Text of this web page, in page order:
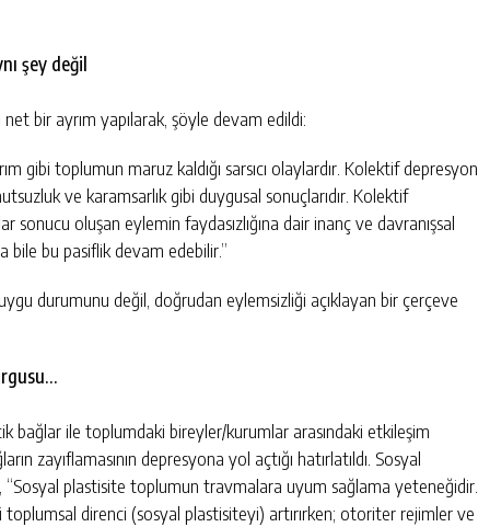
şey değil
net bir ayrım yapılarak, şöyle devam edildi:
gibi toplumun maruz kaldığı sarsıcı olaylardır. Kolektif depresyon,
ve karamsarlık gibi duygusal sonuçlarıdır. Kolektif
sonucu oluşan eylemin faydasızlığına dair inanç ve davranışsal
bile bu pasiflik devam edebilir.”
durumunu değil, doğrudan eylemsizliği açıklayan bir çerçeve
bağlar ile toplumdaki bireyler/kurumlar arasındaki etkileşim
zayıflamasının depresyona yol açtığı hatırlatıldı. Sosyal
plastisite toplumun travmalara uyum sağlama yeteneğidir.
direnci (sosyal plastisiteyi) artırırken; otoriter rejimler ve